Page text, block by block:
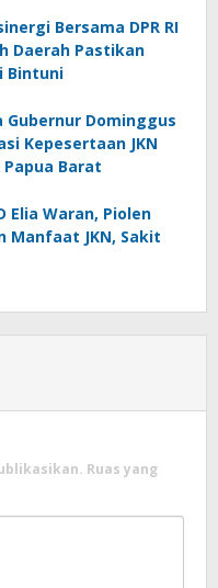
Bersama DPR RI
Daerah Pastikan
Bintuni
Gubernur Dominggus
Kepesertaan JKN
Barat
Elia Waran, Piolen
Manfaat JKN, Sakit
Ruas yang